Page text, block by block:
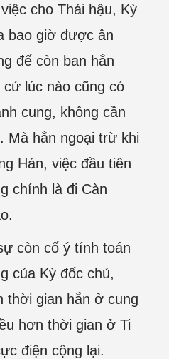
cho Thái hậu, Kỳ
bao giờ được ân
đế còn ban hắn
lúc nào cũng có
cung, không cần
Mà hắn ngoại trừ khi
Hán, việc đầu tiên
chính là đi Càn
còn cố ý tính toán
của Kỳ đốc chủ,
thời gian hắn ở cung
hơn thời gian ở Ti
điện cộng lại.